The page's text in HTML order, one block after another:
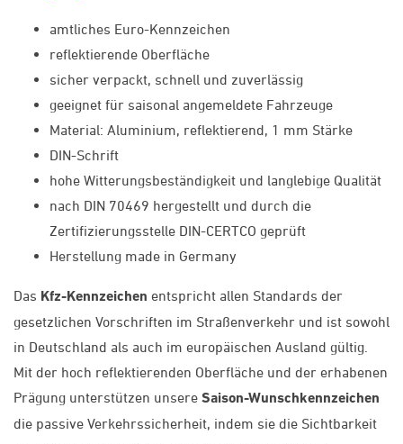
amtliches Euro-Kennzeichen
reflektierende Oberfläche
sicher verpackt, schnell und zuverlässig
geeignet für saisonal angemeldete Fahrzeuge
Material: Aluminium, reflektierend, 1 mm Stärke
DIN-Schrift
hohe Witterungsbeständigkeit und langlebige Qualität
nach DIN 70469 hergestellt und durch die
Zertifizierungsstelle DIN-CERTCO geprüft
Herstellung made in Germany
Das Kfz-Kennzeichen entspricht allen Standards der
gesetzlichen Vorschriften im Straßenverkehr und ist sowohl
in Deutschland als auch im europäischen Ausland gültig.
Mit der hoch reflektierenden Oberfläche und der erhabenen
Prägung unterstützen unsere Saison-Wunschkennzeichen
die passive Verkehrssicherheit, indem sie die Sichtbarkeit